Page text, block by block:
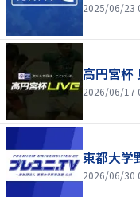
2025/06/23
高円宮杯
2026/06/17
東都大学
2026/06/30